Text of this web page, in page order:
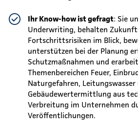
Ihr Know-how ist gefragt: Sie
Underwriting, behalten
Fortschrittsrisiken im Blick,
unterstützen bei der Planung
Schutzmaßnahmen und
Themenbereichen Feuer,
Naturgefahren,
Gebäudewertermittlung aus
Verbreitung im Unternehmen
Veröffentlichungen.